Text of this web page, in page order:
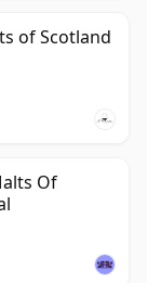
of Scotland
Of